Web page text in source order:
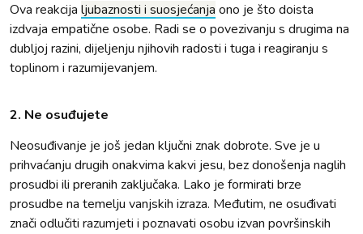
Ova reakcija ljubaznosti i suosjećanja ono je što doista
izdvaja empatične osobe. Radi se o povezivanju s drugima na
dubljoj razini, dijeljenju njihovih radosti i tuga i reagiranju s
toplinom i razumijevanjem.
2. Ne osuđujete
Neosuđivanje je još jedan ključni znak dobrote. Sve je u
prihvaćanju drugih onakvima kakvi jesu, bez donošenja naglih
prosudbi ili preranih zaključaka. Lako je formirati brze
prosudbe na temelju vanjskih izraza. Međutim, ne osuđivati
znači odlučiti razumjeti i poznavati osobu izvan površinskih